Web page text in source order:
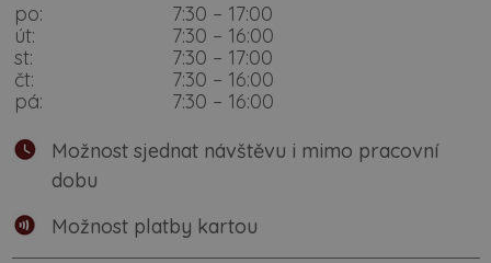
po:
7:30 – 17:00
út:
7:30 – 16:00
st:
7:30 – 17:00
čt:
7:30 – 16:00
pá:
7:30 – 16:00
Možnost sjednat návštěvu i mimo pracovní
dobu
Možnost platby kartou